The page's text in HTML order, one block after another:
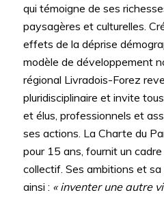
qui témoigne de ses
paysagères et culturelles.
effets de la déprise
modèle de développement
régional Livradois-Forez
pluridisciplinaire et invite
et élus, professionnels et
ses actions. La Charte du
pour 15 ans, fournit un
collectif. Ses ambitions et
ainsi : « inventer une autre